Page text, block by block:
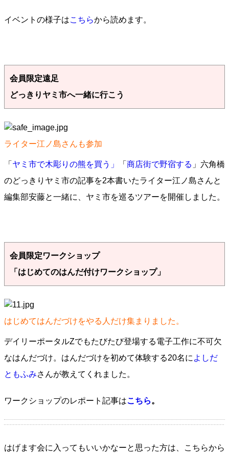
イベントの様子はこちらから読めます。
会員限定遠足
どっきりヤミ市へ一緒に行こう
ライター江ノ島さんも参加
「 ヤミ市で木彫りの熊を買う」 「 商店街で野宿する 」六角橋
のどっきりヤミ市の記事を2本書いたライター江ノ島さんと
編集部安藤と一緒に、ヤミ市を巡るツアーを開催しました。
会員限定ワークショップ
「はじめてのはんだ付けワークショップ」
はじめてはんだづけをやる人だけ集まりました。
デイリーポータルZでもたびたび登場する電子工作に不可欠
なはんだづけ。はんだづけを初めて体験する20名によしだ
ともふみさんが教えてくれました。
ワークショップのレポート記事はこちら。
はげます会に入ってもいいかなーと思った方は、こちらから